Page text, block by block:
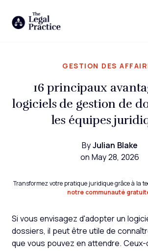
GESTION DES
16 principaux
logiciels de gestion de
les équipes
By Julian Blake
on May 28, 2026
Transformez votre pratique juridique grâce à la
notre communauté
Si vous envisagez d'adopter un
dossiers, il peut être utile de
que vous pouvez en attendre. Ceux-